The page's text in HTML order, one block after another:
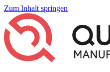
Zum Inhalt springen